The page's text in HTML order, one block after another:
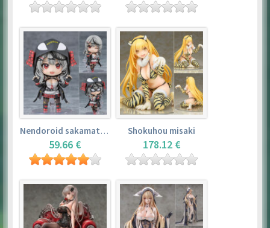
Nendoroid sakamata chloe
59.66 €
Shokuhou misaki
178.12 €